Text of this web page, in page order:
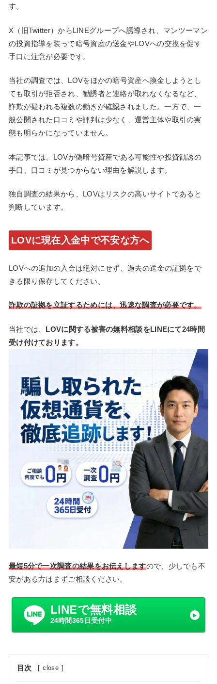
す。
X（旧Twitter）からLINEグループへ誘導され、マンツーマン
の投資指導を装って暗号資産の送金やLOVへの交換を促す
手口に注意が必要です。
当社の調査では、LOVをほかの暗号資産へ換金しようとし
ても取引が拒否され、勧誘者と連絡が取れなくなるなど、
詐欺が疑われる複数の動きが確認されました。一方で、一
般公開された口コミや評判は少なく、運営主体や取引の実
態も明らかになっていません。
本記事では、LOVが偽暗号資産である可能性や投資勧誘の
手口、口コミが見つからない理由を解説します。
独自調査の結果から、LOVはリスクの高いサイトであると
判断しています。
LOVに現在入金中で不安な方へ
LOVへの追加の入金は絶対にせず、過去の送金の証拠をで
きる限り保存してください。
詐欺の証拠を立証するためには、迅速な調査が必要です。
当社では、 LOVに関する被害の無料相談をLINEにて24時間
受け付けております。
最短5分で一次調査の結果をお伝えしますので、少しでも不
安がある方はまずご相談ください。
LINEで無料相談
24時間365日受付中
目次 [ close ]